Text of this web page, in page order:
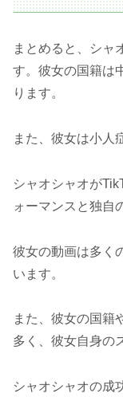
まとめると、シャ
す。彼女の国籍は
ります。
また、彼女は小人
シャオシャオが
ォーマンスと独自
彼女の動画は多く
います。
また、彼女の国籍
多く、彼女自身の
シャオシャオの成